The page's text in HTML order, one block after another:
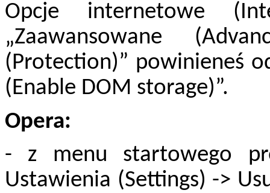
Opcje internetowe
„Zaawansowane
(Protection)” powinieneś
(Enable DOM storage)”.
Opera:
- z menu startowego
Ustawienia (Settings) ->